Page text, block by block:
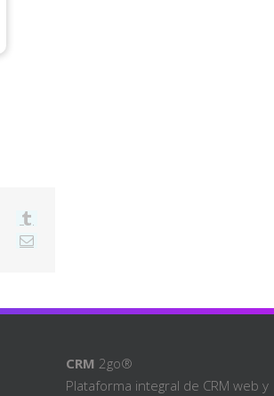
Email
CRM 2go®
Plataforma integral de CRM web y